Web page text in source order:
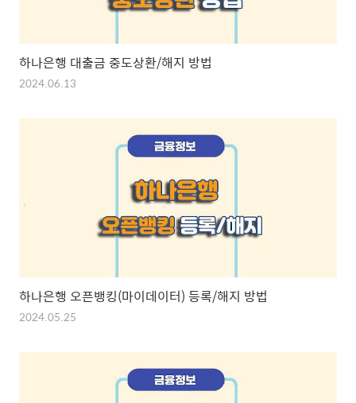
하나은행 대출금 중도상환/해지 방법
2024.06.13
하나은행 오픈뱅킹(마이데이터) 등록/해지 방법
2024.05.25